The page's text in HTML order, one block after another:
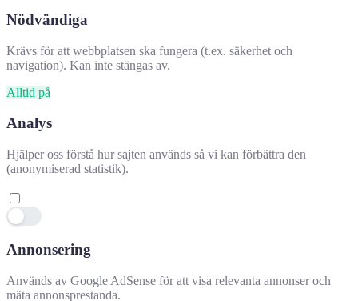
Hjälpte denna information dig?
✕
👍 Ja 👎 Nej
Nödvändiga
Krävs för att webbplatsen ska fungera (t.ex. säkerhet och
navigation). Kan inte stängas av.
Alltid på
Analys
Hjälper oss förstå hur sajten används så vi kan förbättra den
(anonymiserad statistik).
Annonsering
Används av Google AdSense för att visa relevanta annonser och
mäta annonsprestanda.